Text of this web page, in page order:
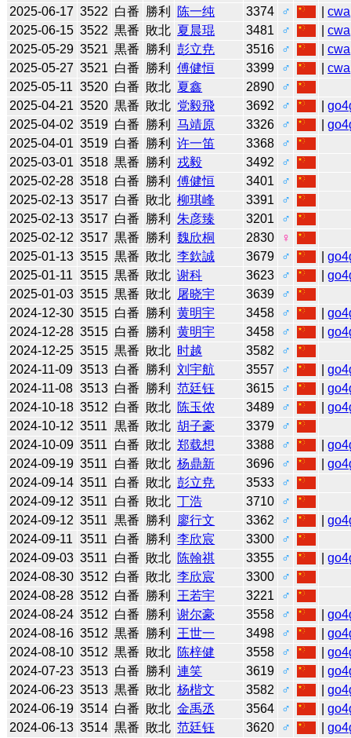
2025-06-17 3522 白番 勝利 陈一纯 3374 ♂ |cwa
2025-06-15 3522 黒番 敗北 夏晨琨 3481 ♂ |cwa
2025-05-29 3521 黒番 勝利 彭立尭 3516 ♂ |cwa
2025-05-27 3521 白番 勝利 傅健恒 3399 ♂ |cwa
2025-05-11 3520 白番 敗北 夏鑫 2890
♂
2025-04-21 3520 黒番 敗北 党毅飛 3692 ♂ |
2025-04-02 3519 白番 勝利 马靖原 3326 ♂ |
2025-04-01 3519 白番 勝利 许一笛 3368
♂
2025-03-01 3518 黒番 勝利 戎毅 3492
♂
2025-02-28 3518 白番 勝利 傅健恒 3401
♂
2025-02-13 3517 白番 敗北 柳琪峰 3391
♂
2025-02-13 3517 白番 勝利 朱彦臻 3201
♂
2025-02-12 3517 黒番 勝利 魏欣桐 2830
♀
2025-01-13 3515 黒番 敗北 李欽誠 3679 ♂ |
2025-01-11 3515 黒番 敗北 谢科 3623 ♂ |
2025-01-03 3515 黒番 敗北 屠晓宇 3639
♂
2024-12-30 3515 白番 勝利 黄明宇 3458 ♂ |
2024-12-28 3515 白番 勝利 黄明宇 3458 ♂ |
2024-12-25 3515 黒番 敗北 时越 3582
♂
2024-11-09 3513 白番 勝利 刘宇航 3557 ♂ |
2024-11-08 3513 白番 勝利 范廷钰 3615 ♂ |
2024-10-18 3512 白番 敗北 陈玉侬 3489 ♂ |
2024-10-12 3511 黒番 敗北 胡子豪 3379
♂
2024-10-09 3511 白番 敗北 郑载想 3388 ♂ |
2024-09-19 3511 白番 敗北 杨鼎新 3696 ♂ |
2024-09-14 3511 白番 敗北 彭立尭 3533
♂
2024-09-12 3511 白番 敗北 丁浩 3710
♂
2024-09-12 3511 黒番 勝利 廖行文 3362 ♂ |
2024-09-11 3511 白番 勝利 李欣宸 3300
♂
2024-09-03 3511 白番 敗北 陈翰祺 3355 ♂ |
2024-08-30 3512 白番 敗北 李欣宸 3300
♂
2024-08-28 3512 白番 勝利 王若宇 3221
♂
2024-08-24 3512 白番 勝利 谢尔豪 3558 ♂ |
2024-08-16 3512 黒番 勝利 王世一 3498 ♂ |
2024-08-10 3512 黒番 敗北 陈梓健 3558 ♂ |
2024-07-23 3513 白番 勝利 連笑 3619 ♂ |
2024-06-23 3513 黒番 敗北 杨楷文 3582 ♂ |
2024-06-19 3514 白番 敗北 金禹丞 3564 ♂ |
2024-06-13 3514 黒番 敗北 范廷钰 3620 ♂ |